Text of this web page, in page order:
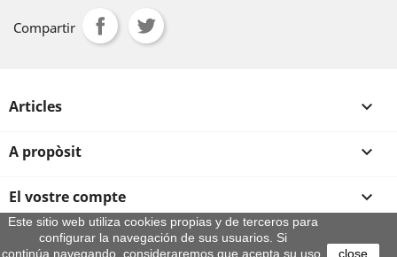
Compartir
Articles 
A propòsit 
El vostre compte 
Informació sobre la botiga
Este sitio web utiliza cookies propias y de terceros para
configurar la navegación de sus usuarios. Si
continúa navegando, consideraremos que acepta su uso.
close